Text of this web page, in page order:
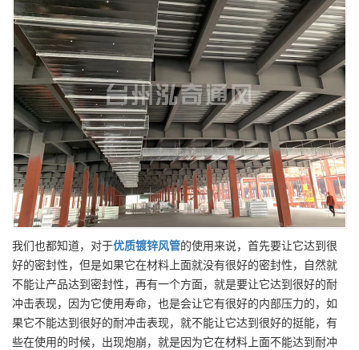
我们也都知道，对于优质镀锌风管的使用来说，首先要让它达到很
好的密封性，但是如果它在材料上面就没有很好的密封性，自然就
不能让产品达到密封性，再有一个方面，就是要让它达到很好的耐
冲击表现，因为它使用寿命，也是会让它有很好的内部压力的，如
果它不能达到很好的耐冲击表现，就不能让它达到很好的挺能，有
些在使用的时候，出现炮崩，就是因为它在材料上面不能达到耐冲